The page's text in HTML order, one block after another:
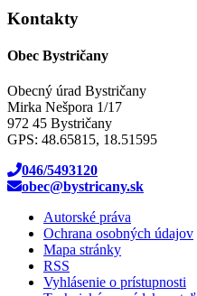
Kontakty
Obec Bystričany
Obecný úrad Bystričany
Mirka Nešpora 1/17
972 45 Bystričany
GPS: 48.65815, 18.51595
046/5493120
obec@bystricany.sk
Autorské práva
Ochrana osobných údajov
Mapa stránky
RSS
Vyhlásenie o prístupnosti